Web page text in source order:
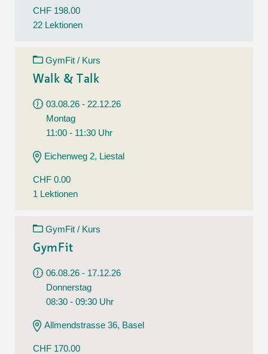
CHF 198.00
22 Lektionen
GymFit / Kurs
Walk & Talk
03.08.26 - 22.12.26
Montag
11:00 - 11:30 Uhr
Eichenweg 2, Liestal
CHF 0.00
1 Lektionen
GymFit / Kurs
GymFit
06.08.26 - 17.12.26
Donnerstag
08:30 - 09:30 Uhr
Allmendstrasse 36, Basel
CHF 170.00